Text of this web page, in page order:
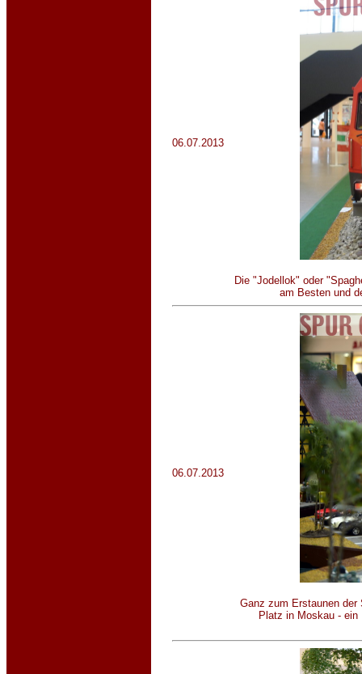
06.07.2013
Die "Jodellok" oder
am Besten und
06.07.2013
Ganz zum Erstaunen der
Platz in Moskau -